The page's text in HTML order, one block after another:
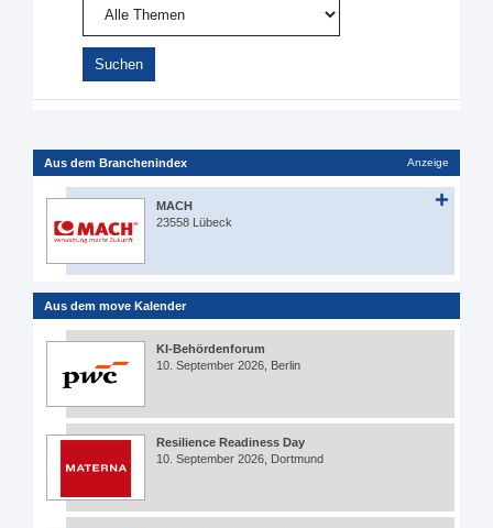
Aus dem Branchenindex Anzeige
MACH
23558 Lübeck
Aus dem move Kalender
KI-Behördenforum
10. September 2026, Berlin
Resilience Readiness Day
10. September 2026, Dortmund